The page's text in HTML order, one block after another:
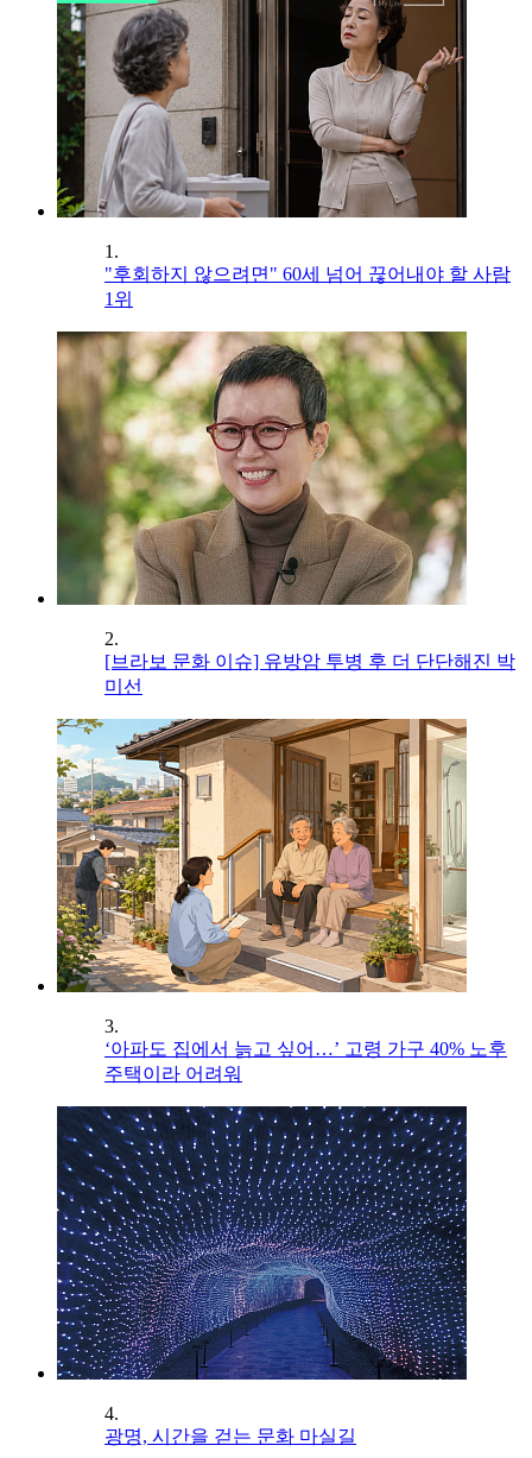
1.
"후회하지 않으려면" 60세 넘어 끊어내야 할 사람
1위
2.
[브라보 문화 이슈] 유방암 투병 후 더 단단해진 박
미선
3.
‘아파도 집에서 늙고 싶어…’ 고령 가구 40% 노후
주택이라 어려워
4.
광명, 시간을 걷는 문화 마실길